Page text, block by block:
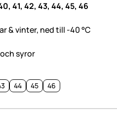
41, 42, 43, 44, 45, 46
& vinter, ned till -40 °C
syror
44 45 46